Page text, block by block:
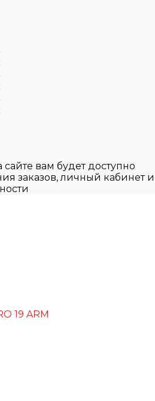
вам будет доступно
заказов, личный кабинет и
19 ARM